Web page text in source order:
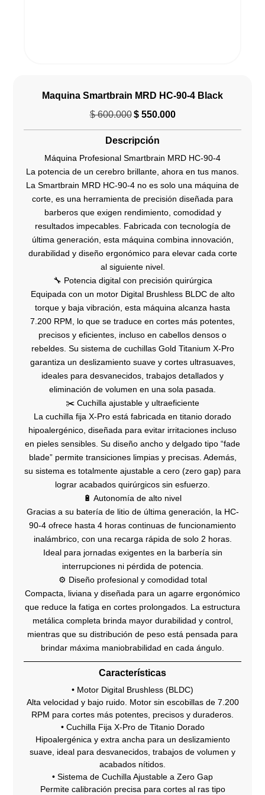
Maquina Smartbrain MRD HC-90-4 Black
$600.000 El
original
era:
$ 600.000.
$550.000El
es:
$ 550.000.
Descripción
Máquina Profesional Smartbrain MRD HC-90-4
La potencia de un cerebro brillante, ahora en tus manos.
La Smartbrain MRD HC-90-4 no es solo una máquina de
corte, es una herramienta de precisión diseñada para
barberos que exigen rendimiento, comodidad y
resultados impecables. Fabricada con tecnología de
última generación, esta máquina combina innovación,
durabilidad y diseño ergonómico para elevar cada corte
al siguiente nivel.
🔧 Potencia digital con precisión quirúrgica
Equipada con un motor Digital Brushless BLDC de alto
torque y baja vibración, esta máquina alcanza hasta
7.200 RPM, lo que se traduce en cortes más potentes,
precisos y eficientes, incluso en cabellos densos o
rebeldes. Su sistema de cuchillas Gold Titanium X-Pro
garantiza un deslizamiento suave y cortes ultrasuaves,
ideales para desvanecidos, trabajos detallados y
eliminación de volumen en una sola pasada.
✂️ Cuchilla ajustable y ultraeficiente
La cuchilla fija X-Pro está fabricada en titanio dorado
hipoalergénico, diseñada para evitar irritaciones incluso
en pieles sensibles. Su diseño ancho y delgado tipo “fade
blade” permite transiciones limpias y precisas. Además,
su sistema es totalmente ajustable a cero (zero gap) para
lograr acabados quirúrgicos sin esfuerzo.
🔋 Autonomía de alto nivel
Gracias a su batería de litio de última generación, la HC-
90-4 ofrece hasta 4 horas continuas de funcionamiento
inalámbrico, con una recarga rápida de solo 2 horas.
Ideal para jornadas exigentes en la barbería sin
interrupciones ni pérdida de potencia.
⚙️ Diseño profesional y comodidad total
Compacta, liviana y diseñada para un agarre ergonómico
que reduce la fatiga en cortes prolongados. La estructura
metálica completa brinda mayor durabilidad y control,
mientras que su distribución de peso está pensada para
brindar máxima maniobrabilidad en cada ángulo.
Características
• Motor Digital Brushless (BLDC)
Alta velocidad y bajo ruido. Motor sin escobillas de 7.200
RPM para cortes más potentes, precisos y duraderos.
• Cuchilla Fija X-Pro de Titanio Dorado
Hipoalergénica y extra ancha para un deslizamiento
suave, ideal para desvanecidos, trabajos de volumen y
acabados nítidos.
• Sistema de Cuchilla Ajustable a Zero Gap
Permite calibración precisa para cortes al ras tipo